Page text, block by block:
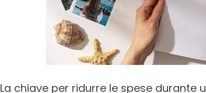
La chiave per ridurre le spese durante